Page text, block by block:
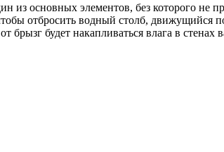
из основных элементов, без которого не
отбросить водный столб, движущийся
брызг будет накапливаться влага в